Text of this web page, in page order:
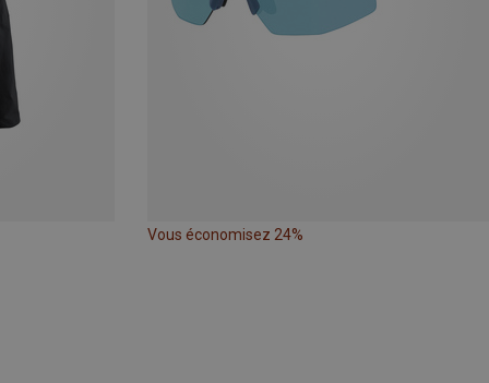
Vous économisez 24%